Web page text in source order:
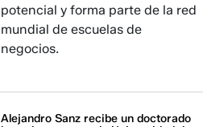
potencial y forma parte de la red
mundial de escuelas de
negocios.
Alejandro Sanz recibe un doctorado